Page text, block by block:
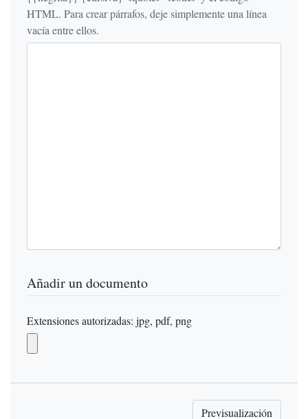
HTML. Para crear párrafos, deje simplemente una línea
vacía entre ellos.
Añadir un documento
Extensiones autorizadas: jpg, pdf, png